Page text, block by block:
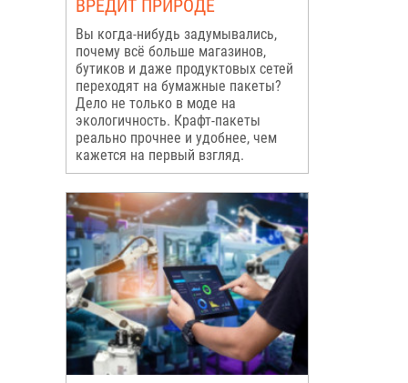
ВРЕДИТ ПРИРОДЕ
Вы когда-нибудь задумывались,
почему всё больше магазинов,
бутиков и даже продуктовых сетей
переходят на бумажные пакеты?
Дело не только в моде на
экологичность. Крафт-пакеты
реально прочнее и удобнее, чем
кажется на первый взгляд.